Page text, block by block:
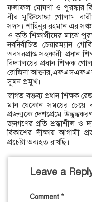
ফলাফল ঘোষণা ও পুরস্কার
বীর মুক্তিযোদ্ধা গোলাম
সদস্য শাহিনুর রহমান এর
ও কৃতি শিক্ষার্থীদের মাঝে
নবনির্বাচিত চেয়ারম্যান
অবসরপ্রাপ্ত সহকারী প্রধান
বিদ্যালয়ের প্রধান শিক্ষক
রোজিনা
সুমন প্রমুখ।
স্বাগত বক্তব্য প্রধান শিক্ষক
মান যেকোন সময়ের চেয়ে
প্রজন্মকে দেশপ্রেমে
জনগণের প্রতি শ্রদ্ধাশীল ও
বিকাশের দীক্ষায় আগামী
প্রচেষ্টা অব্যহত রাখছি।
Leave a
Comment *